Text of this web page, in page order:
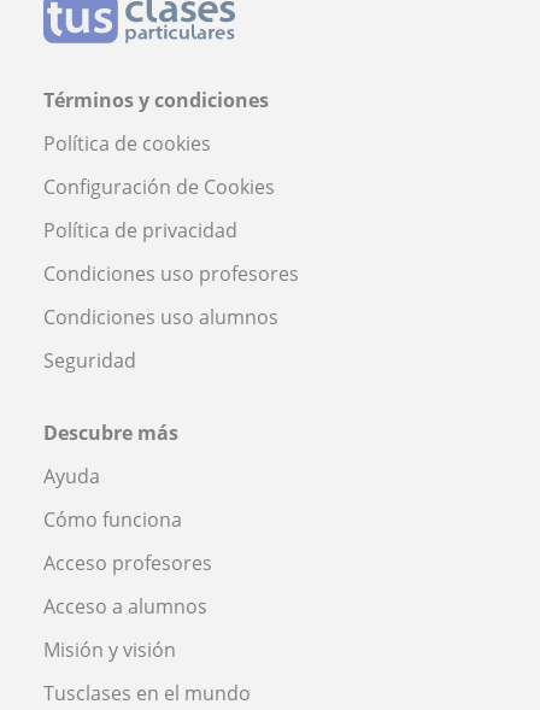
Términos y condiciones
Política de cookies
Configuración de Cookies
Política de privacidad
Condiciones uso profesores
Condiciones uso alumnos
Seguridad
Descubre más
Ayuda
Cómo funciona
Acceso profesores
Acceso a alumnos
Misión y visión
Tusclases en el mundo